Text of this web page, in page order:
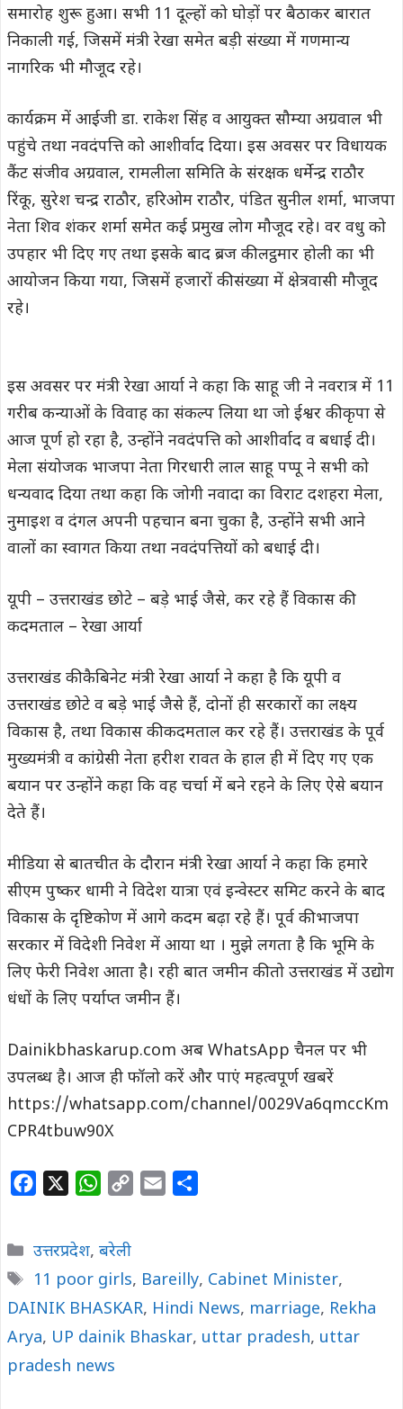
समारोह शुरू हुआ। सभी 11 दूल्हों को घोड़ों पर बैठाकर बारात
निकाली गई, जिसमें मंत्री रेखा समेत बड़ी संख्या में गणमान्य
नागरिक भी मौजूद रहे।
कार्यक्रम में आईजी डा. राकेश सिंह व आयुक्त सौम्या अग्रवाल भी
पहुंचे तथा नवदंपत्ति को आशीर्वाद दिया। इस अवसर पर विधायक
कैंट संजीव अग्रवाल, रामलीला समिति के संरक्षक धर्मेन्द्र राठौर
रिंकू, सुरेश चन्द्र राठौर, हरिओम राठौर, पंडित सुनील शर्मा, भाजपा
नेता शिव शंकर शर्मा समेत कई प्रमुख लोग मौजूद रहे। वर वधु को
उपहार भी दिए गए तथा इसके बाद ब्रज की लट्ठमार होली का भी
आयोजन किया गया, जिसमें हजारों की संख्या में क्षेत्रवासी मौजूद
रहे।
इस अवसर पर मंत्री रेखा आर्या ने कहा कि साहू जी ने नवरात्र में 11
गरीब कन्याओं के विवाह का संकल्प लिया था जो ईश्वर की कृपा से
आज पूर्ण हो रहा है, उन्होंने नवदंपत्ति को आशीर्वाद व बधाई दी।
मेला संयोजक भाजपा नेता गिरधारी लाल साहू पप्पू ने सभी को
धन्यवाद दिया तथा कहा कि जोगी नवादा का विराट दशहरा मेला,
नुमाइश व दंगल अपनी पहचान बना चुका है, उन्होंने सभी आने
वालों का स्वागत किया तथा नवदंपत्तियों को बधाई दी।
यूपी – उत्तराखंड छोटे – बड़े भाई जैसे, कर रहे हैं विकास की
कदमताल – रेखा आर्या
उत्तराखंड की कैबिनेट मंत्री रेखा आर्या ने कहा है कि यूपी व
उत्तराखंड छोटे व बड़े भाई जैसे हैं, दोनों ही सरकारों का लक्ष्य
विकास है, तथा विकास की कदमताल कर रहे हैं। उत्तराखंड के पूर्व
मुख्यमंत्री व कांग्रेसी नेता हरीश रावत के हाल ही में दिए गए एक
बयान पर उन्होंने कहा कि वह चर्चा में बने रहने के लिए ऐसे बयान
देते हैं।
मीडिया से बातचीत के दौरान मंत्री रेखा आर्या ने कहा कि हमारे
सीएम पुष्कर धामी ने विदेश यात्रा एवं इन्वेस्टर समिट करने के बाद
विकास के दृष्टिकोण में आगे कदम बढ़ा रहे हैं। पूर्व की भाजपा
सरकार में विदेशी निवेश में आया था । मुझे लगता है कि भूमि के
लिए फेरी निवेश आता है। रही बात जमीन की तो उत्तराखंड में उद्योग
धंधों के लिए पर्याप्त जमीन हैं।
Dainikbhaskarup.com अब WhatsApp चैनल पर भी
उपलब्ध है। आज ही फॉलो करें और पाएं महत्वपूर्ण खबरें
https://whatsapp.com/channel/0029Va6qmccKm
CPR4tbuw90X
e
b
o
o
k
W
t
s
A
p
p
L
i
n
l
e
Categories
उत्तरप्रदेश, बरेली
Tags
11 poor girls, Bareilly, Cabinet Minister,
DAINIK BHASKAR, Hindi News, marriage, Rekha
Arya, UP dainik Bhaskar, uttar pradesh, uttar
pradesh news